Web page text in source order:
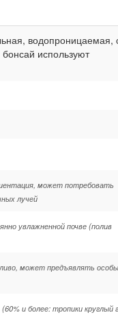
водопроницаемая,
используют
может потребовать
лучей
увлажненной почве (полив
может предъявлять
и более: тропики круглый